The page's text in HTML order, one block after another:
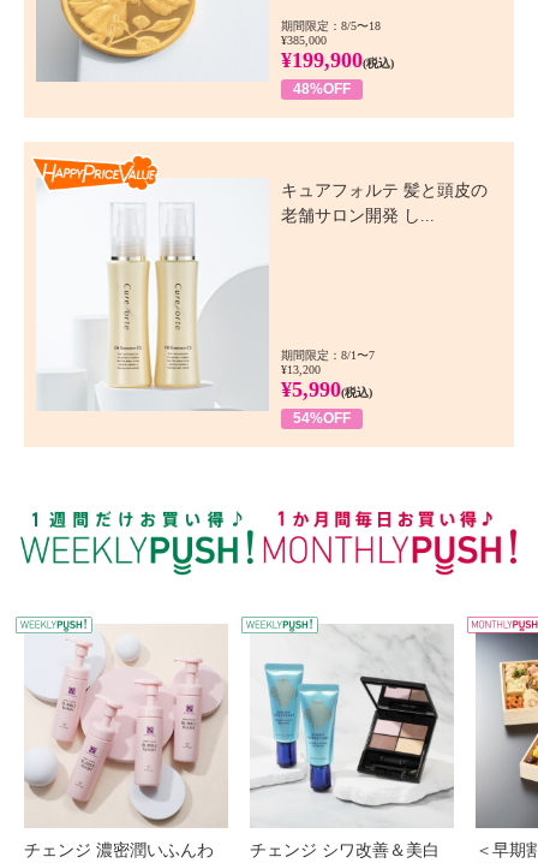
期間限定：8/5〜18
¥385,000
¥199,900(税込)
48%OFF
キュアフォルテ 髪と頭皮の
老舗サロン開発 し...
期間限定：8/1〜7
¥13,200
¥5,990(税込)
54%OFF
WEEKLY PUSH
チェンジ 濃密潤いふんわ
チェンジ シワ改善＆美白
＜早期